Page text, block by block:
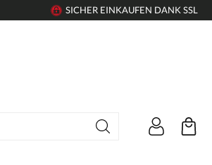
SICHER EINKAUFEN DANK SSL